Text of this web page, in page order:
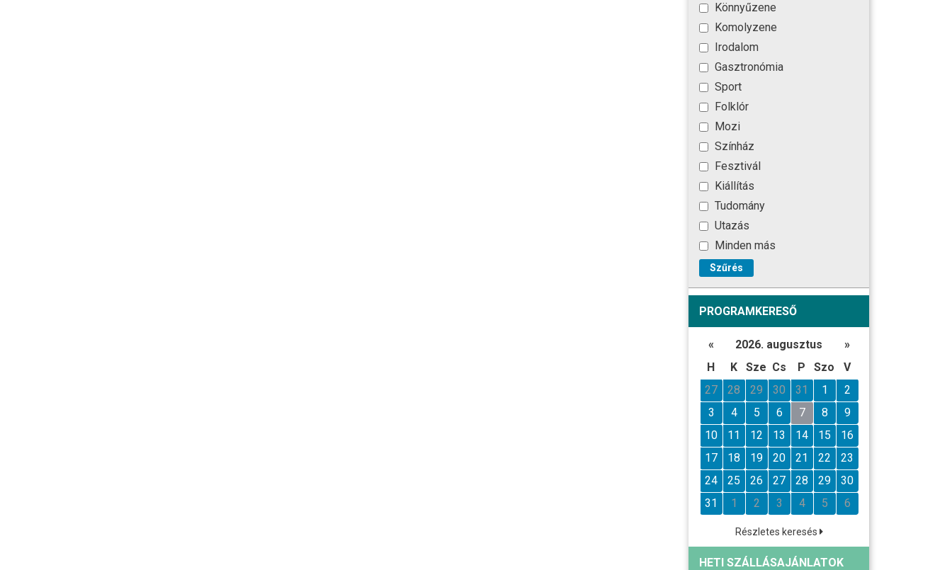
Könnyűzene
Komolyzene
Irodalom
Gasztronómia
Sport
Folklór
Mozi
Színház
Fesztivál
Kiállítás
Tudomány
Utazás
Minden más
Szűrés
PROGRAMKERESŐ
« 2026. augusztus
»
H
K Sze Cs P Szo
V
27
28 29 30 31 1
2
3
4 5 6 7 8
9
10
11 12 13 14 15
16
17
18 19 20 21 22
23
24
25 26 27 28 29
30
31
1 2 3 4 5 6
Részletes keresés
HETI SZÁLLÁSAJÁNLATOK